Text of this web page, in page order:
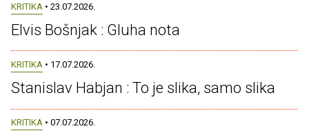
KRITIKA • 23.07.2026.
Elvis Bošnjak : Gluha nota
KRITIKA • 17.07.2026.
Stanislav Habjan : To je slika, samo slika
KRITIKA • 07.07.2026.